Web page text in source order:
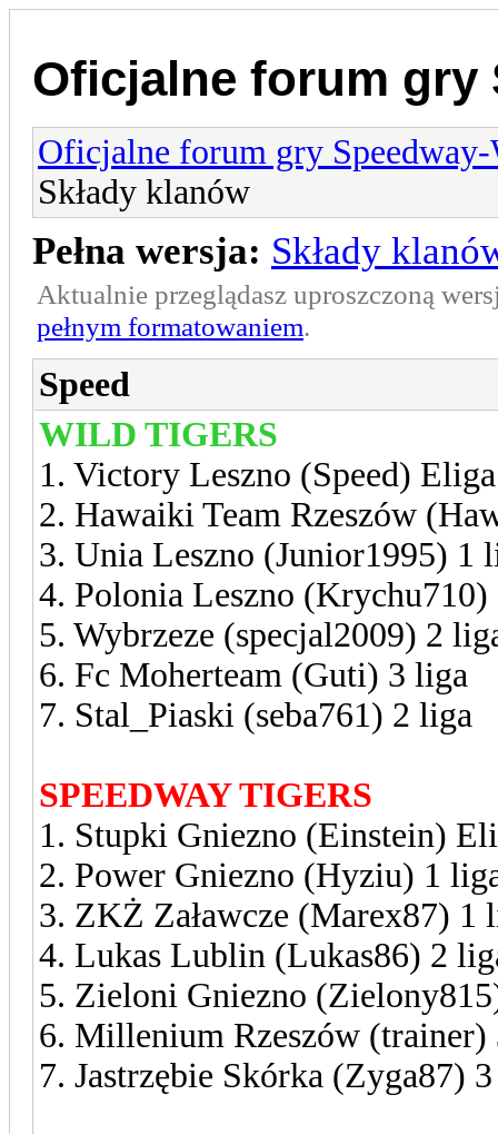
Oficjalne forum gry
Oficjalne forum gry
Składy klanów
Pełna wersja: Składy
Aktualnie przeglądasz uproszczoną
pełnym formatowaniem.
Speed
WILD TIGERS
1. Victory Leszno (Speed)
2. Hawaiki Team Rzeszów
3. Unia Leszno (Junior1995) 1
4. Polonia Leszno (Krychu710)
5. Wybrzeze (specjal2009) 2
6. Fc Moherteam (Guti) 3 liga
7. Stal_Piaski (seba761) 2 liga
SPEEDWAY TIGERS
1. Stupki Gniezno (Einstein)
2. Power Gniezno (Hyziu) 1
3. ZKŻ Załawcze (Marex87) 1
4. Lukas Lublin (Lukas86) 2
5. Zieloni Gniezno
6. Millenium Rzeszów (trainer)
7. Jastrzębie Skórka (Zyga87)